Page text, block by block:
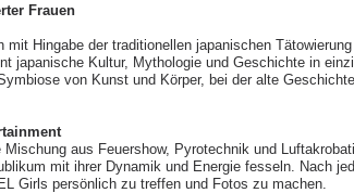
Frauen
Hingabe der traditionellen japanischen Tätowierung
japanische Kultur, Mythologie und Geschichte in
von Kunst und Körper, bei der alte
aus Feuershow, Pyrotechnik und
mit ihrer Dynamik und Energie fesseln. Nach
Girls persönlich zu treffen und Fotos zu machen.